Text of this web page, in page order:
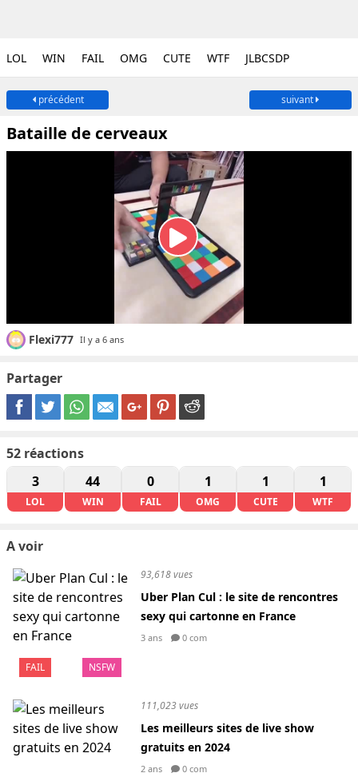
LOL WIN FAIL OMG CUTE WTF JLBCSDP
précédent suivant
Bataille de cerveaux
Flexi777 Il y a 6 ans
Partager
52 réactions
3
LOL
44
WIN
0
FAIL
1
OMG
1
CUTE
1
WTF
A voir
FAIL NSFW
93,618 vues
Uber Plan Cul : le site de rencontres
sexy qui cartonne en France
3 ans 0 com
111,023 vues
Les meilleurs sites de live show
gratuits en 2024
2 ans 0 com